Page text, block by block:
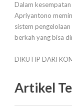
Dalam
Apriyantono
sistem
berkah yang bisa
DIKUTIP DARI
Artikel